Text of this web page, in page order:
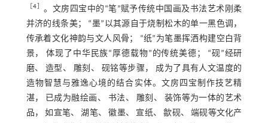
［4
。文房四宝中的“笔”赋予传统中国画及书法艺术刚柔
并济的线条美； “墨”以其源自于烧制松木的单一黑色调，
传承着文化神韵与文人风骨； “纸”为笔墨挥洒构建空白背
景， 体现了中华民族“厚德载物”的传统美德； “砚”经研
磨、 造型、 雕刻、 砚铭等步骤， 成为了具有人文温度的
造物智慧与雅逸心境的结合实体。文房四宝制作技艺精
湛， 已成为融绘画、 书法、 雕刻、 装饰等为一体的艺术
品， 如宣笔、 湖笔、 徽墨、 宣纸、 歙砚、 端砚等文化产